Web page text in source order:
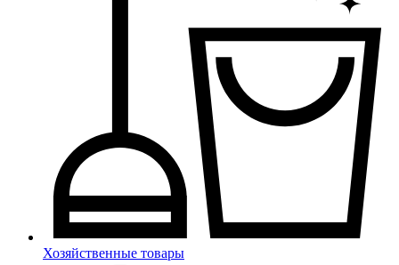
Хозяйственные товары